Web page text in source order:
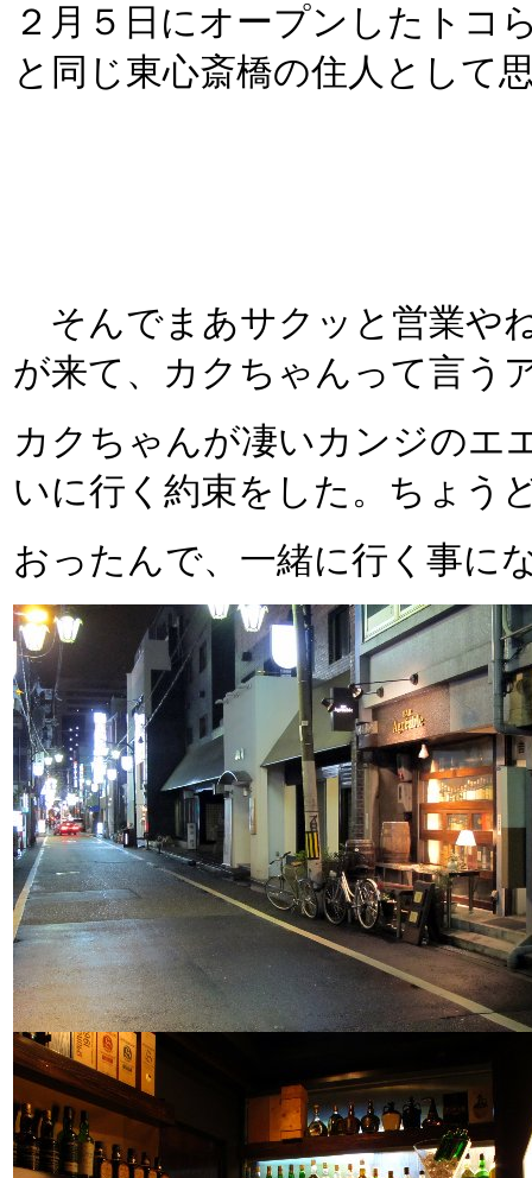
２月５日にオープンしたトコ
と同じ東心斎橋の住人として
そんでまあサクッと営業や
が来て、カクちゃんって言う
カクちゃんが凄いカンジのエ
いに行く約束をした。ちょう
おったんで、一緒に行く事